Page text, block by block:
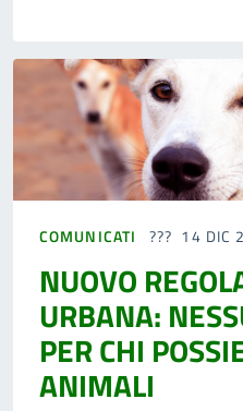
COMUNICATI 14 DIC
NUOVO
URBANA:
PER CHI
ANIMALI